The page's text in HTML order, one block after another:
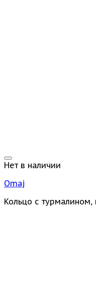
Нет в наличии
Omaj
Кольцо с